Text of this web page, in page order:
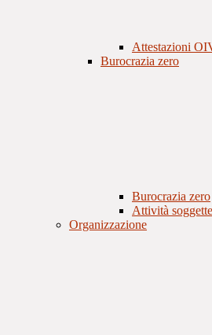
Attestazioni
Burocrazia zero
Burocrazia zero
Attività
Organizzazione